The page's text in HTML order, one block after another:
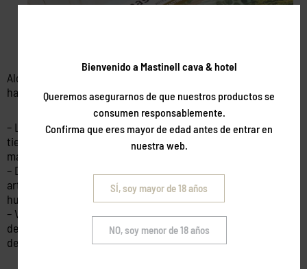
Alójate en nuestro Cava & Hotel Mastinell una noche, en
habitación Doble Premium o Suite Deluxe.
– La cena es una combinación para conocer los sabores de la
tierra ecológicos y km 0 de nuestro huerto. Incluye 7 platos
maridados con nuestros vinos y cavas.
– Desayuno con embutidos ecológicos, mermeladas, quesos
artesanos, yogures caseros, zumo de naranja natural,
huevos de gallinas de corral y maridado con nuestro cava.
– Visita a la bodega sintiéndote enólogo por un día donde
descubrirás los secretos de nuestra cava seguida de una
degustación de 2 cavas y un vino de nuestra mejor añada.
Bienvenido a Mastinell cava & hotel
Queremos asegurarnos de que nuestros productos se
consumen responsablemente.
Confirma que eres mayor de edad antes de entrar en
nuestra web.
SÍ, soy mayor de 18 años
NO, soy menor de 18 años